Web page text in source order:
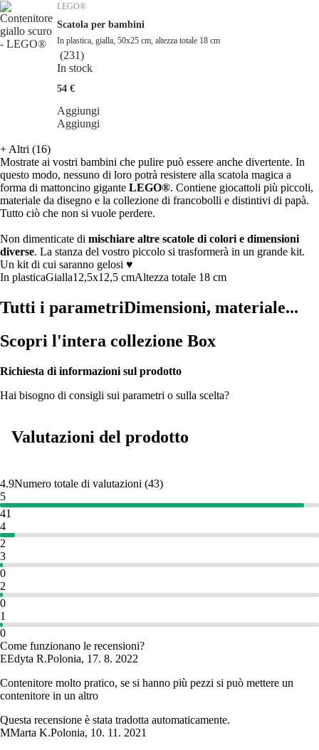
LEGO®
Scatola per bambini
In plastica, gialla, 50x25 cm, altezza totale 18 cm
(231)
In stock
54 €
Aggiungi
Aggiungi
+ Altri (16)
Mostrate ai vostri bambini che pulire può essere anche divertente. In
questo modo, nessuno di loro potrà resistere alla scatola magica a
forma di mattoncino gigante LEGO®. Contiene giocattoli più piccoli,
materiale da disegno e la collezione di francobolli e distintivi di papà.
Tutto ciò che non si vuole perdere.
Non dimenticate di mischiare altre scatole di colori e dimensioni
diverse. La stanza del vostro piccolo si trasformerà in un grande kit.
Un kit di cui saranno gelosi ♥
In plasticaGialla12,5x12,5 cmAltezza totale 18 cm
Tutti i parametriDimensioni, materiale...
Scopri l'intera collezione Box
Richiesta di informazioni sul prodotto
Hai bisogno di consigli sui parametri o sulla scelta?
Valutazioni del prodotto
4.9Numero totale di valutazioni (43)
5
41
4
2
3
0
2
0
1
0
Come funzionano le recensioni?
EEdyta R.Polonia, 17. 8. 2022
Contenitore molto pratico, se si hanno più pezzi si può mettere un
contenitore in un altro
Questa recensione è stata tradotta automaticamente.
MMarta K.Polonia, 10. 11. 2021